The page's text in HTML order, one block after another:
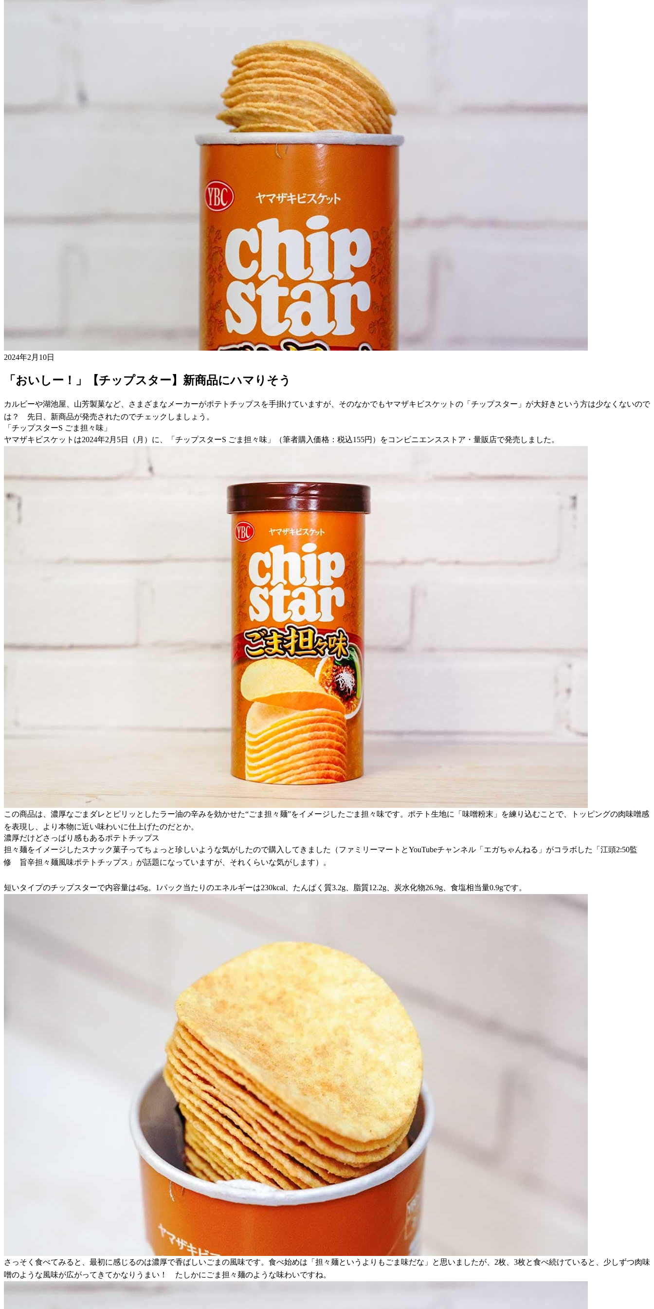
2024年2月10日
「おいしー！」【チップスター】新商品にハマりそう
カルビーや湖池屋、山芳製菓など、さまざまなメーカーがポテトチップスを手掛けていますが、そのなかでもヤマザキビスケットの「チップスター」が大好きという方は少なくないので
は？ 先日、新商品が発売されたのでチェックしましょう。
「チップスターS ごま担々味」
ヤマザキビスケットは2024年2月5日（月）に、「チップスターS ごま担々味」（筆者購入価格：税込155円）をコンビニエンスストア・量販店で発売しました。
この商品は、濃厚なごまダレとピリッとしたラー油の辛みを効かせた“ごま担々麺”をイメージしたごま担々味です。ポテト生地に「味噌粉末」を練り込むことで、トッピングの肉味噌感
を表現し、より本物に近い味わいに仕上げたのだとか。
濃厚だけどさっぱり感もあるポテトチップス
担々麺をイメージしたスナック菓子ってちょっと珍しいような気がしたので購入してきました（ファミリーマートとYouTubeチャンネル「エガちゃんねる」がコラボした「江頭2:50監
修 旨辛担々麺風味ポテトチップス」が話題になっていますが、それくらいな気がします）。
短いタイプのチップスターで内容量は45g。1パック当たりのエネルギーは230kcal、たんぱく質3.2g、脂質12.2g、炭水化物26.9g、食塩相当量0.9gです。
さっそく食べてみると、最初に感じるのは濃厚で香ばしいごまの風味です。食べ始めは「担々麺というよりもごま味だな」と思いましたが、2枚、3枚と食べ続けていると、少しずつ肉味
噌のような風味が広がってきてかなりうまい！ たしかにごま担々麺のような味わいですね。